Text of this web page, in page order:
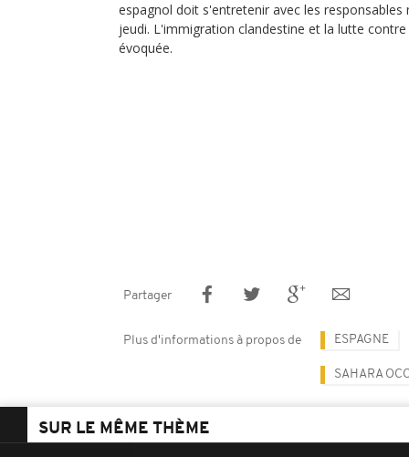
espagnol doit s'entretenir avec les responsables
jeudi. L'immigration clandestine et la lutte
évoquée.
Partager
Plus d'informations à propos de ESPAGNE
SAHARA
SUR LE MÊME THÈME